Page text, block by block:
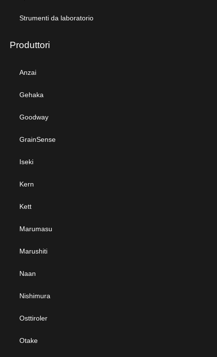
Strumenti da laboratorio
Produttori
Anzai
Gehaka
Goodway
GrainSense
Iseki
Kern
Kett
Marumasu
Marushiti
Naan
Nishimura
Osttiroler
Otake